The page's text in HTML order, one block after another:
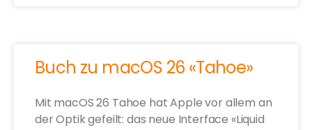
Buch zu macOS 26 «Tahoe»
Mit macOS 26 Tahoe hat Apple vor allem an
der Optik gefeilt: das neue Interface «Liquid